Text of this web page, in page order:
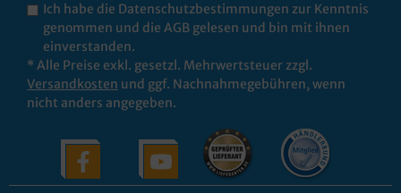
Ich habe die Datenschutzbestimmungen zur Kenntnis
genommen und die AGB gelesen und bin mit ihnen
einverstanden.
* Alle Preise exkl. gesetzl. Mehrwertsteuer zzgl.
Versandkosten und ggf. Nachnahmegebühren, wenn
nicht anders angegeben.